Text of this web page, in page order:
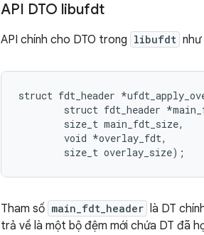
API DTO libufdt
API chính cho DTO trong libufdt như
struct fdt_header
struct fdt_header
        size_t main_fdt_size,
        void *overlay_fdt,
        size_t overlay_size);
Tham số main_fdt_header là DT
trả về là một bộ đệm mới chứa DT đã